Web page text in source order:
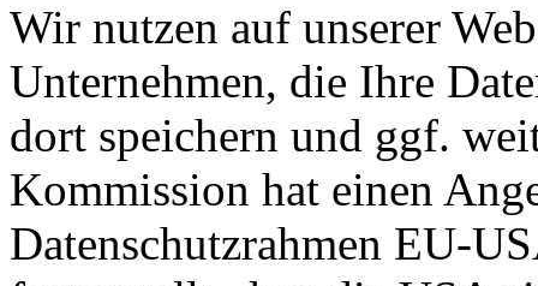
Wir nutzen auf unserer
Unternehmen, die Ihre
dort speichern und ggf.
Kommission hat einen
Datenschutzrahmen EU-